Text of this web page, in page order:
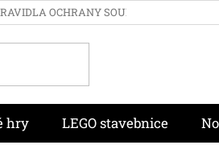
OCHRANY SOUKROMÍ
hry LEGO stavebnice